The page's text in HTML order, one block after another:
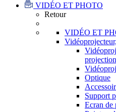
VIDÉO ET PHOTO
Retour
VIDÉO ET
projection
Optique
Support
Ecran de